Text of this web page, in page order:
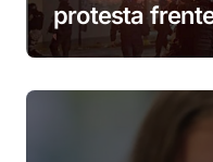
protesta
argentino